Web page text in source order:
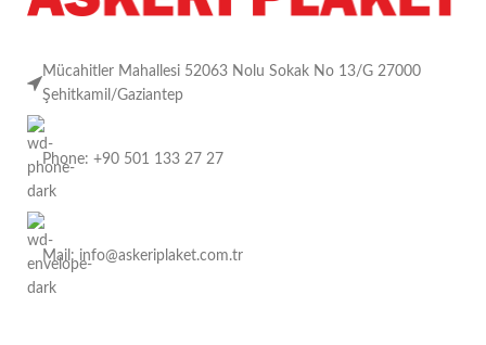
Mücahitler Mahallesi 52063 Nolu Sokak No 13/G 27000
Şehitkamil/Gaziantep
Phone: +90 501 133 27 27
Mail: info@askeriplaket.com.tr